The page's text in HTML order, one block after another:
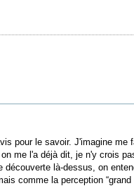
pour le savoir. J'imagine me
me l'a déjà dit, je n'y crois
là-dessus, on
comme la perception “grand